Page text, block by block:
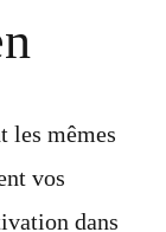
les mêmes
vos
dans